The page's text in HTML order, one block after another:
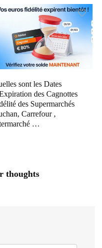
sont les Dates
des Cagnottes
des Supermarchés
Carrefour ,
…
thoughts